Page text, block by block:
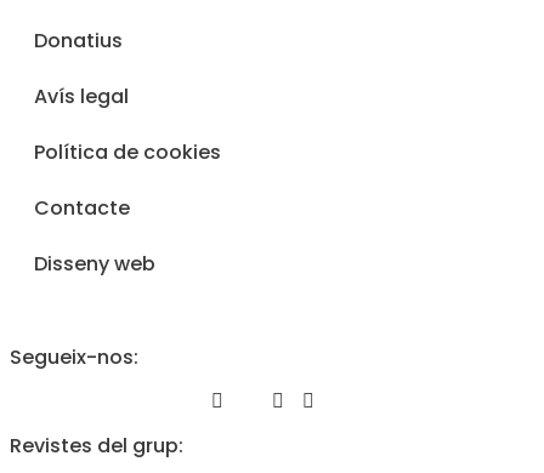
Donatius
Avís legal
Política de cookies
Contacte
Disseny web
Segueix-nos:
Revistes del grup: